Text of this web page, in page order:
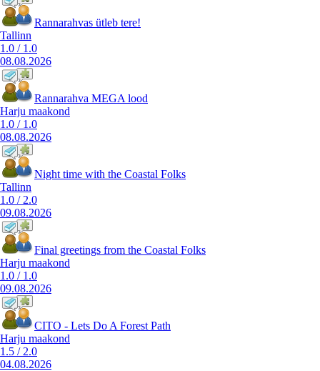
Rannarahvas ütleb tere!
Tallinn
1.0 / 1.0
08.08.2026
Rannarahva MEGA lood
Harju maakond
1.0 / 1.0
08.08.2026
Night time with the Coastal Folks
Tallinn
1.0 / 2.0
09.08.2026
Final greetings from the Coastal Folks
Harju maakond
1.0 / 1.0
09.08.2026
CITO - Lets Do A Forest Path
Harju maakond
1.5 / 2.0
04.08.2026